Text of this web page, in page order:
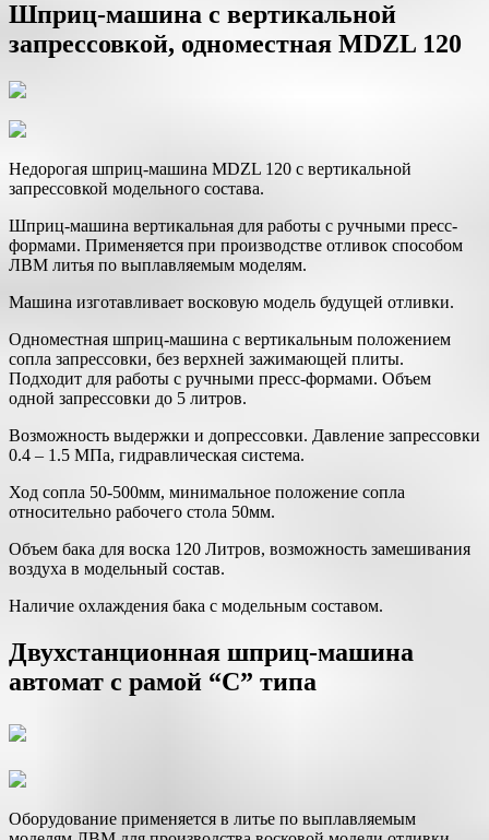
Шприц-машина с вертикальной
запрессовкой, одноместная MDZL 120
Недорогая шприц-машина MDZL 120 с вертикальной
запрессовкой модельного состава.
Шприц-машина вертикальная для работы с ручными пресс-
формами. Применяется при производстве отливок способом
ЛВМ литья по выплавляемым моделям.
Машина изготавливает восковую модель будущей отливки.
Одноместная шприц-машина с вертикальным положением
сопла запрессовки, без верхней зажимающей плиты.
Подходит для работы с ручными пресс-формами. Объем
одной запрессовки до 5 литров.
Возможность выдержки и допрессовки. Давление запрессовки
0.4 – 1.5 МПа, гидравлическая система.
Ход сопла 50-500мм, минимальное положение сопла
относительно рабочего стола 50мм.
Объем бака для воска 120 Литров, возможность замешивания
воздуха в модельный состав.
Наличие охлаждения бака с модельным составом.
Двухстанционная шприц-машина
автомат с рамой “С” типа
Оборудование применяется в литье по выплавляемым